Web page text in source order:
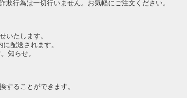
行為は一切行いません。お気軽にご注文ください。
いたします。
配送されます。
知らせ。
することができます。